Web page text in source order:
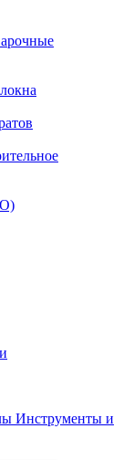
Инструменты и